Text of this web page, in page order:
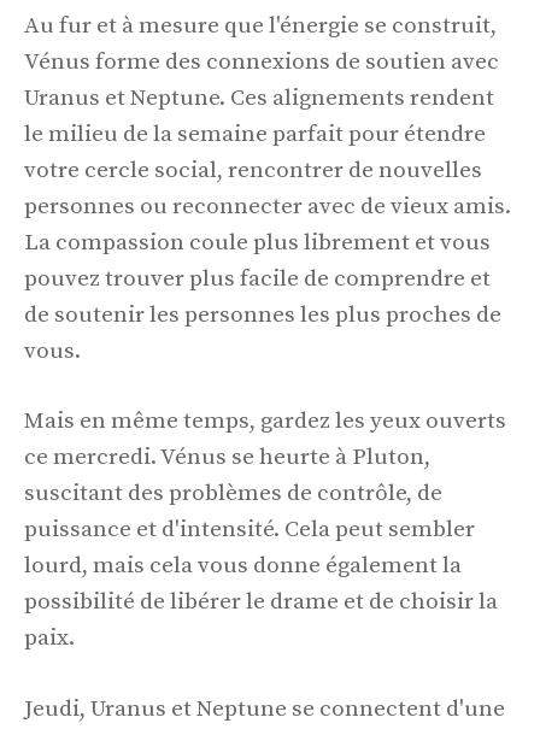
Au fur et à mesure que l'énergie se construit,
Vénus forme des connexions de soutien avec
Uranus et Neptune. Ces alignements rendent
le milieu de la semaine parfait pour étendre
votre cercle social, rencontrer de nouvelles
personnes ou reconnecter avec de vieux amis.
La compassion coule plus librement et vous
pouvez trouver plus facile de comprendre et
de soutenir les personnes les plus proches de
vous.
Mais en même temps, gardez les yeux ouverts
ce mercredi. Vénus se heurte à Pluton,
suscitant des problèmes de contrôle, de
puissance et d'intensité. Cela peut sembler
lourd, mais cela vous donne également la
possibilité de libérer le drame et de choisir la
paix.
Jeudi, Uranus et Neptune se connectent d'une